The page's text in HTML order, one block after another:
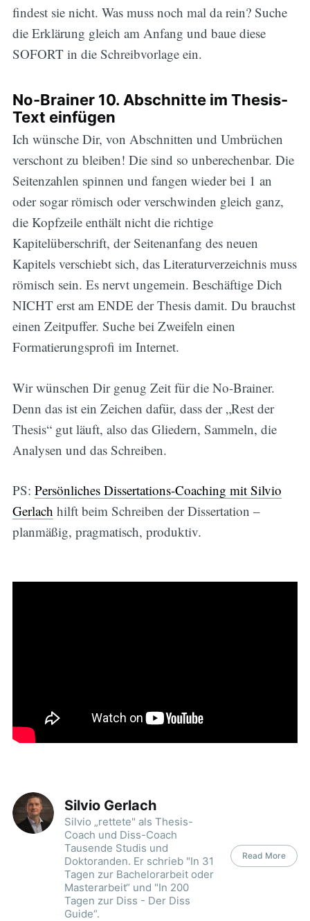
findest sie nicht. Was muss noch mal da rein? Suche
die Erklärung gleich am Anfang und baue diese
SOFORT in die Schreibvorlage ein.
No-Brainer 10. Abschnitte im Thesis-
Text einfügen
Ich wünsche Dir, von Abschnitten und Umbrüchen
verschont zu bleiben! Die sind so unberechenbar. Die
Seitenzahlen spinnen und fangen wieder bei 1 an
oder sogar römisch oder verschwinden gleich ganz,
die Kopfzeile enthält nicht die richtige
Kapitelüberschrift, der Seitenanfang des neuen
Kapitels verschiebt sich, das Literaturverzeichnis muss
römisch sein. Es nervt ungemein. Beschäftige Dich
NICHT erst am ENDE der Thesis damit. Du brauchst
einen Zeitpuffer. Suche bei Zweifeln einen
Formatierungsprofi im Internet.
Wir wünschen Dir genug Zeit für die No-Brainer.
Denn das ist ein Zeichen dafür, dass der „Rest der
Thesis“ gut läuft, also das Gliedern, Sammeln, die
Analysen und das Schreiben.
PS: Persönliches Dissertations-Coaching mit Silvio
Gerlach hilft beim Schreiben der Dissertation –
planmäßig, pragmatisch, produktiv.
Silvio Gerlach
Silvio „rettete" als Thesis-
Coach und Diss-Coach
Tausende Studis und
Doktoranden. Er schrieb "In 31
Tagen zur Bachelorarbeit oder
Masterarbeit“ und "In 200
Tagen zur Diss - Der Diss
Guide“.
Read More